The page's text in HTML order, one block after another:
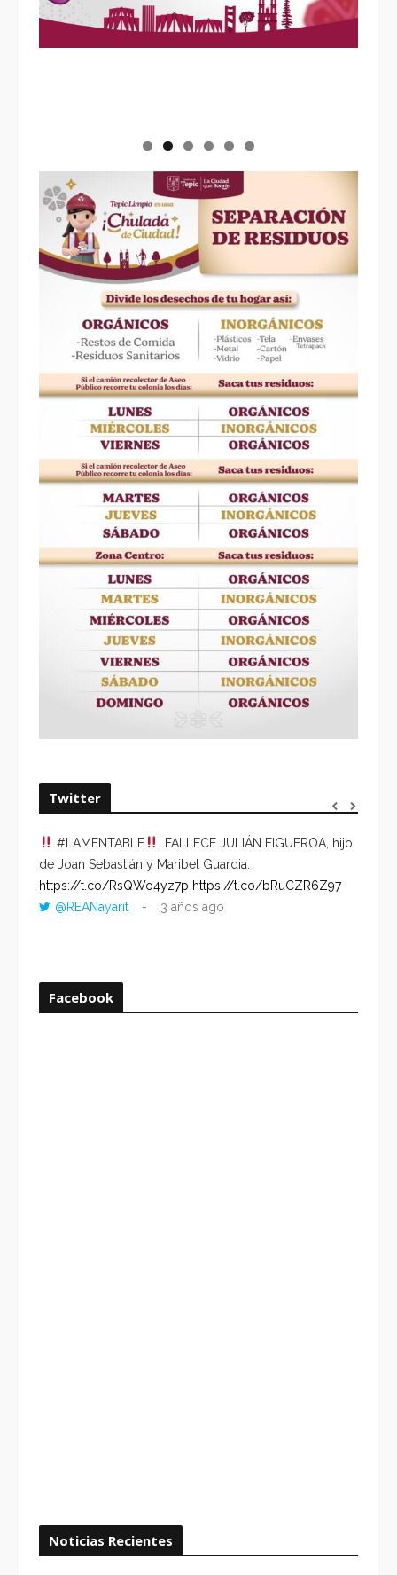
Twitter
#LAMENTABLE
| FALLECE JULIÁN FIGUEROA, hijo
de Joan Sebastián y Maribel Guardia.
https://t.co/RsQWo4yz7p https://t.co/bRuCZR6Z97
@REANayarit
3 años ago
Facebook
Noticias Recientes